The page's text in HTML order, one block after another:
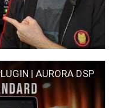
| AURORA DSP